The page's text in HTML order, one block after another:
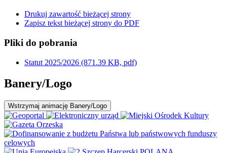
Drukuj zawartość bieżącej strony
Zapisz tekst bieżącej strony do PDF
Pliki do pobrania
Statut 2025/2026 (871.39 KB, pdf)
Banery/Logo
Wstrzymaj animację Banery/Logo